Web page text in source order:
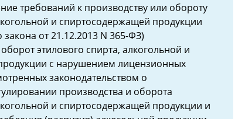
требований к производству или обороту
и спиртосодержащей продукции
от 21.12.2013 N 365-ФЗ)
этилового спирта, алкогольной и
с нарушением лицензионных
законодательством о
производства и оборота
и спиртосодержащей продукции и